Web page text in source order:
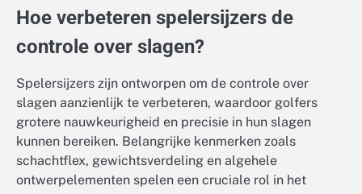
Hoe verbeteren spelersijzers de
controle over slagen?
Spelersijzers zijn ontworpen om de controle over
slagen aanzienlijk te verbeteren, waardoor golfers
grotere nauwkeurigheid en precisie in hun slagen
kunnen bereiken. Belangrijke kenmerken zoals
schachtflex, gewichtsverdeling en algehele
ontwerpelementen spelen een cruciale rol in het